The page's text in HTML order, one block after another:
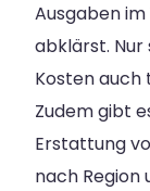
Ausgaben
abklärst. Nur
Kosten
Zudem gibt
Erstattung
nach Region